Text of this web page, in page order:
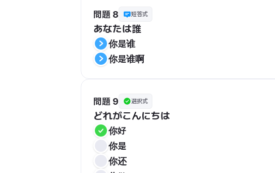
問題 8 短答式
あなたは誰
你是谁
你是谁啊
問題 9 選択式
どれがこんにちは
你好
你是
你还